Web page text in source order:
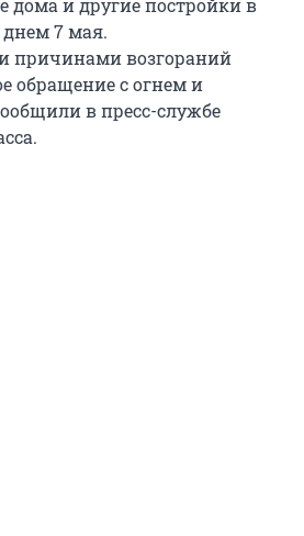
7 мая.
причинами возгораний
обращение с огнем и
в пресс-службе